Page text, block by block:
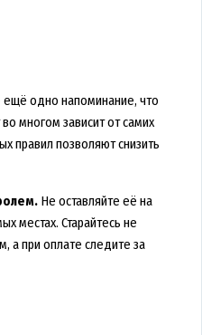
ещё одно напоминание, что
многом зависит от самих
правил позволяют снизить
Не оставляйте её на
местах. Старайтесь не
а при оплате следите за